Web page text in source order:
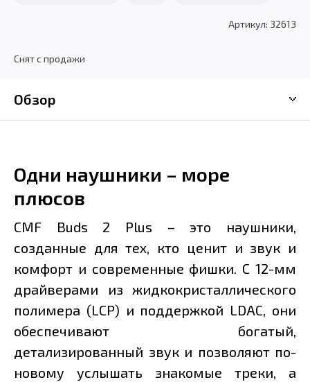
Артикул: 32613
Снят с продажи
Обзор
Одни наушники – море
плюсов
CMF Buds 2 Plus – это наушники,
созданные для тех, кто ценит и звук и
комфорт и современные фишки. С 12-мм
драйверами из жидкокристаллического
полимера (LCP) и поддержкой LDAC, они
обеспечивают богатый,
детализированный звук и позволяют по-
новому услышать знакомые треки, а